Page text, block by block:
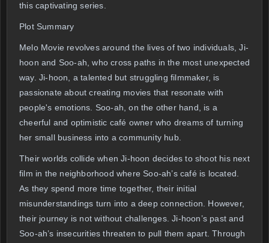
this captivating series.
Plot Summary
Melo Movie revolves around the lives of two individuals, Ji-
hoon and Soo-ah, who cross paths in the most unexpected
way. Ji-hoon, a talented but struggling filmmaker, is
passionate about creating movies that resonate with
people's emotions. Soo-ah, on the other hand, is a
cheerful and optimistic café owner who dreams of turning
her small business into a community hub.
Their worlds collide when Ji-hoon decides to shoot his next
film in the neighborhood where Soo-ah’s café is located.
As they spend more time together, their initial
misunderstandings turn into a deep connection. However,
their journey is not without challenges. Ji-hoon’s past and
Soo-ah’s insecurities threaten to pull them apart. Through